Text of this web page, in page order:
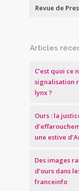
Revue de
Articles
C’est quoi ce
signalisation
lynx ?
Ours : la
une estive
Des images
d’ours dans
franceinfo